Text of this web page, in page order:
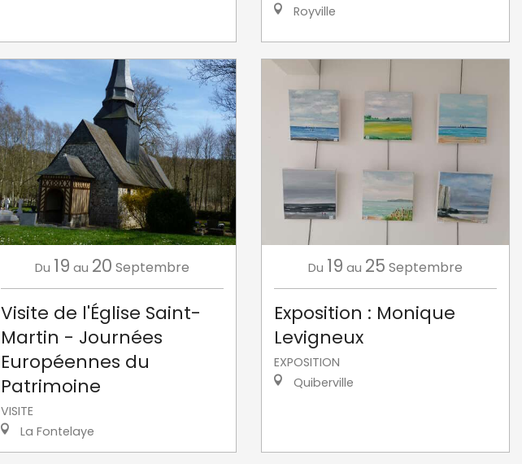
Royville
Du 19 au 20 Septembre
Visite de l'Église Saint-
Martin - Journées
Européennes du
Patrimoine
VISITE
La Fontelaye
Du 19 au 25 Septembre
Exposition : Monique
Levigneux
EXPOSITION
Quiberville